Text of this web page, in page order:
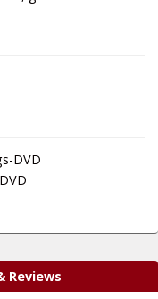
Reviews